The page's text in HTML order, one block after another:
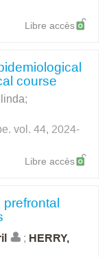
Libre accès
course
;
vol. 44, 2024-
Libre accès
; HERRY,